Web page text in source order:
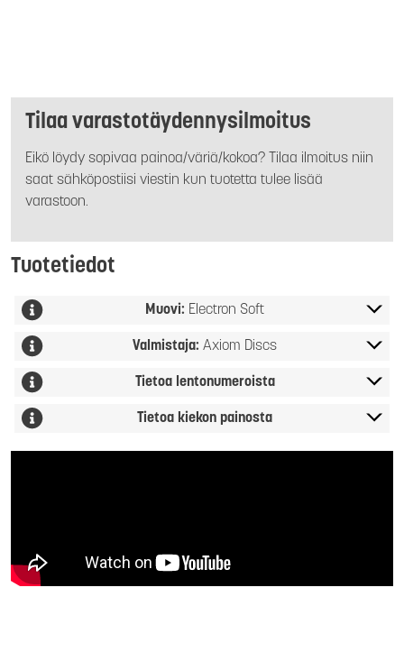
Tilaa varastotäydennysilmoitus
Eikö löydy sopivaa painoa/väriä/kokoa? Tilaa ilmoitus niin
saat sähköpostiisi viestin kun tuotetta tulee lisää
varastoon.
Tuotetiedot
Muovi: Electron Soft
Valmistaja: Axiom Discs
Tietoa lentonumeroista
Tietoa kiekon painosta